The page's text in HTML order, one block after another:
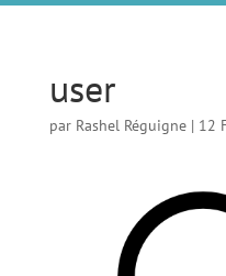
user
par Rashel Réguigne| 12